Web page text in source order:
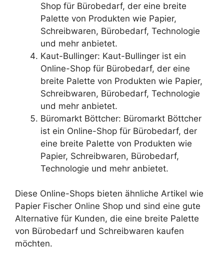
Shop für Bürobedarf, der eine breite
Palette von Produkten wie Papier,
Schreibwaren, Bürobedarf, Technologie
und mehr anbietet.
Kaut-Bullinger: Kaut-Bullinger ist ein
Online-Shop für Bürobedarf, der eine
breite Palette von Produkten wie Papier,
Schreibwaren, Bürobedarf, Technologie
und mehr anbietet.
Büromarkt Böttcher: Büromarkt Böttcher
ist ein Online-Shop für Bürobedarf, der
eine breite Palette von Produkten wie
Papier, Schreibwaren, Bürobedarf,
Technologie und mehr anbietet.
Diese Online-Shops bieten ähnliche Artikel wie
Papier Fischer Online Shop und sind eine gute
Alternative für Kunden, die eine breite Palette
von Bürobedarf und Schreibwaren kaufen
möchten.